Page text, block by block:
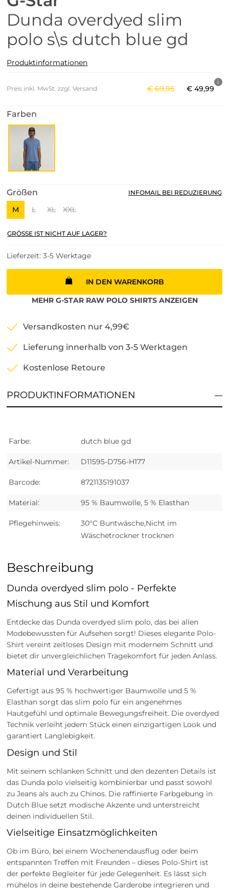
Dunda overdyed slim
polo s\s dutch blue gd
Produktinformationen
Preis inkl. MwSt. zzgl. Versand €69,95 € 49,99
Farben
Größen
M L XL XXL
INFOMAIL BEI REDUZIERUNG
GRÖSSE IST NICHT AUF LAGER?
Lieferzeit: 3-5 Werktage
IN DEN WARENKORB
MEHR G-STAR RAW POLO SHIRTSANZEIGEN
Versandkosten nur 4,99€
Lieferung innerhalb von 3-5 Werktagen
Kostenlose Retoure
PRODUKTINFORMATIONEN
Farbe: dutch blue gd
Artikel-Nummer: D11595-D756-H177
Barcode: 8721135191037
Material: 95 % Baumwolle, 5 % Elasthan
Pflegehinweis:
30°C Buntwäsche,Nicht im
Wäschetrockner trocknen
Beschreibung
Dunda overdyed slim polo - Perfekte
Mischung aus Stil und Komfort
Entdecke das Dunda overdyed slim polo, das bei allen
Modebewussten für Aufsehen sorgt! Dieses elegante Polo-
Shirt vereint zeitloses Design mit modernem Schnitt und
bietet dir unvergleichlichen Tragekomfort für jeden Anlass.
Material und Verarbeitung
Gefertigt aus 95 % hochwertiger Baumwolle und 5 %
Elasthan sorgt das slim polo für ein angenehmes
Hautgefühl und optimale Bewegungsfreiheit. Die overdyed
Technik verleiht jedem Stück einen einzigartigen Look und
garantiert Langlebigkeit.
Design und Stil
Mit seinem schlanken Schnitt und den dezenten Details ist
das Dunda polo vielseitig kombinierbar und passt sowohl
zu Jeans als auch zu Chinos. Die raffinierte Farbgebung in
Dutch Blue setzt modische Akzente und unterstreicht
deinen individuellen Stil.
Vielseitige Einsatzmöglichkeiten
Ob im Büro, bei einem Wochenendausflug oder beim
entspannten Treffen mit Freunden – dieses Polo-Shirt ist
der perfekte Begleiter für jede Gelegenheit. Es lässt sich
mühelos in deine bestehende Garderobe integrieren und